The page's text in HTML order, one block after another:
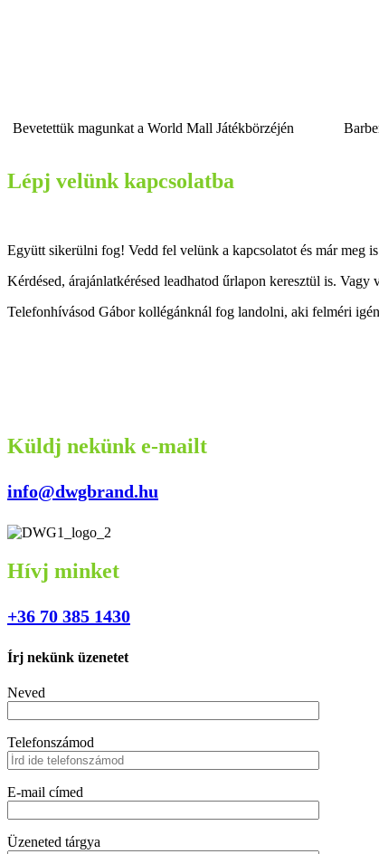
Bevetettük magunkat a World Mall Játékbörzéjén
Lépj velünk kapcsolatba
Együtt sikerülni fog! Vedd fel velünk a kapcsolatot és már meg
Kérdésed, árajánlatkérésed leadhatod űrlapon keresztül is.
Telefonhívásod Gábor kollégánknál fog landolni, aki felméri
Küldj nekünk e-mailt
info@dwgbrand.hu
Hívj minket
+36 70 385 1430
Írj nekünk üzenetet
Neved
Telefonszámod
E-mail címed
Üzeneted tárgya